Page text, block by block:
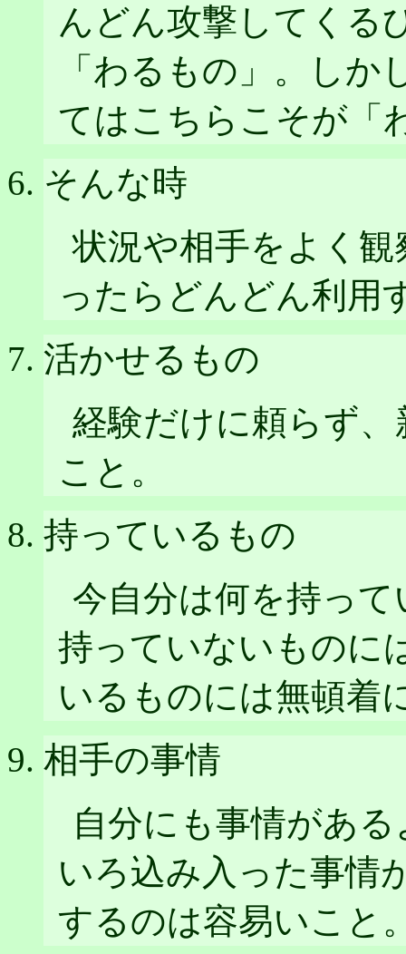
んどん攻撃してくる
「わるもの」。し
てはこちらこそが「
そんな時
状況や相手をよく
ったらどんどん利用
活かせるもの
経験だけに頼らず
こと。
持っているもの
今自分は何を持っ
持っていないものに
いるものには無頓着
相手の事情
自分にも事情があ
いろ込み入った事情
するのは容易いこと